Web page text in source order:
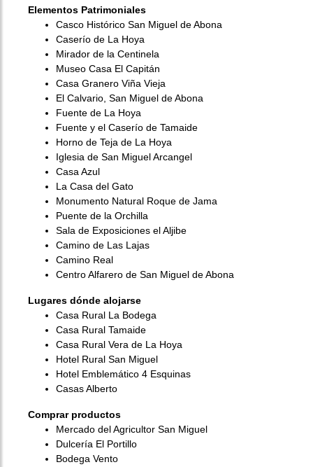
Elementos Patrimoniales
Casco Histórico San Miguel de Abona
Caserío de La Hoya
Mirador de la Centinela
Museo Casa El Capitán
Casa Granero Viña Vieja
El Calvario, San Miguel de Abona
Fuente de La Hoya
Fuente y el Caserío de Tamaide
Horno de Teja de La Hoya
Iglesia de San Miguel Arcangel
Casa Azul
La Casa del Gato
Monumento Natural Roque de Jama
Puente de la Orchilla
Sala de Exposiciones el Aljibe
Camino de Las Lajas
Camino Real
Centro Alfarero de San Miguel de Abona
Lugares dónde alojarse
Casa Rural La Bodega
Casa Rural Tamaide
Casa Rural Vera de La Hoya
Hotel Rural San Miguel
Hotel Emblemático 4 Esquinas
Casas Alberto
Comprar productos
Mercado del Agricultor San Miguel
Dulcería El Portillo
Bodega Vento